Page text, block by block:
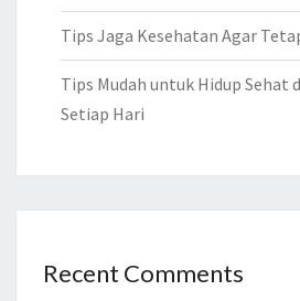
Tips Jaga Kesehatan Agar
Tips Mudah untuk Hidup Sehat
Setiap Hari
Recent Comments